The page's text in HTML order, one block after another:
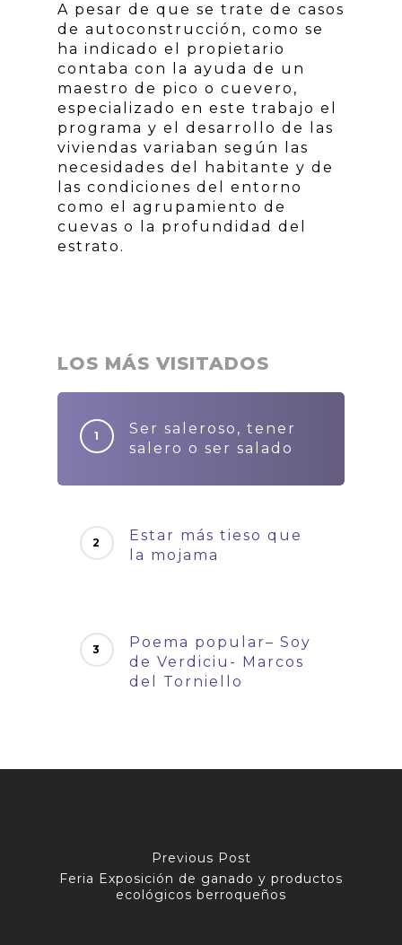
A pesar de que se trate de casos
de autoconstrucción, como se
ha indicado el propietario
contaba con la ayuda de un
maestro de pico o cuevero,
especializado en este trabajo el
programa y el desarrollo de las
viviendas variaban según las
necesidades del habitante y de
las condiciones del entorno
como el agrupamiento de
cuevas o la profundidad del
estrato.
LOS MÁS VISITADOS
Ser saleroso, tener
salero o ser salado
Estar más tieso que
la mojama
Poema popular– Soy
de Verdiciu- Marcos
del Torniello
Previous Post
Feria Exposición de ganado y productos
ecológicos berroqueños